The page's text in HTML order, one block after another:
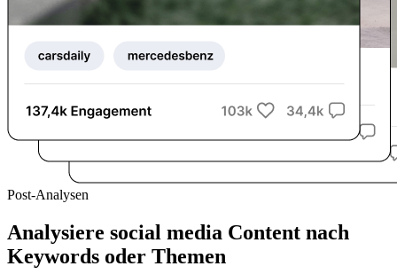
Post-Analysen
Analysiere social media Content nach
Keywords oder Themen